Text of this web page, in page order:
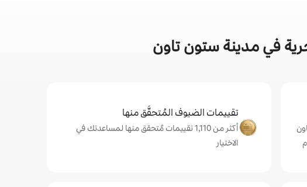
في مدينة ستون تاون
تقييمات الضيوف المُتحقَّق منها
أكثر من 1,110 تقييمات مُتحقق منها لمساعدتك في
الاختيار